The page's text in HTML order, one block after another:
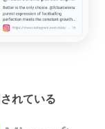
れている